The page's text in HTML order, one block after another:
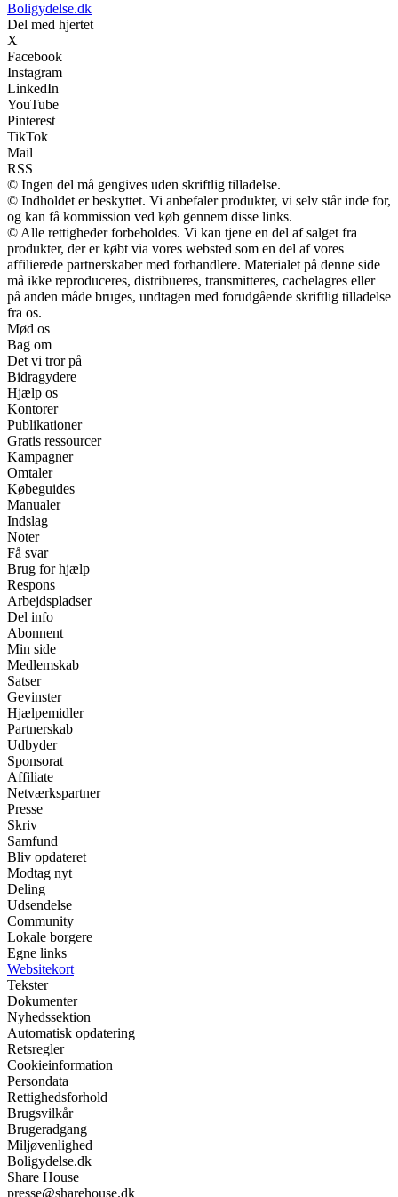
Boligydelse.dk
Del med hjertet
X
Facebook
Instagram
LinkedIn
YouTube
Pinterest
TikTok
Mail
RSS
© Ingen del må gengives uden skriftlig tilladelse.
© Indholdet er beskyttet. Vi anbefaler produkter, vi selv står inde for,
og kan få kommission ved køb gennem disse links.
© Alle rettigheder forbeholdes. Vi kan tjene en del af salget fra
produkter, der er købt via vores websted som en del af vores
affilierede partnerskaber med forhandlere. Materialet på denne side
må ikke reproduceres, distribueres, transmitteres, cachelagres eller
på anden måde bruges, undtagen med forudgående skriftlig tilladelse
fra os.
Mød os
Bag om
Det vi tror på
Bidragydere
Hjælp os
Kontorer
Publikationer
Gratis ressourcer
Kampagner
Omtaler
Købeguides
Manualer
Indslag
Noter
Få svar
Brug for hjælp
Respons
Arbejdspladser
Del info
Abonnent
Min side
Medlemskab
Satser
Gevinster
Hjælpemidler
Partnerskab
Udbyder
Sponsorat
Affiliate
Netværkspartner
Presse
Skriv
Samfund
Bliv opdateret
Modtag nyt
Deling
Udsendelse
Community
Lokale borgere
Egne links
Websitekort
Tekster
Dokumenter
Nyhedssektion
Automatisk opdatering
Retsregler
Cookieinformation
Persondata
Rettighedsforhold
Brugsvilkår
Brugeradgang
Miljøvenlighed
Boligydelse.dk
Share House
presse@sharehouse.dk